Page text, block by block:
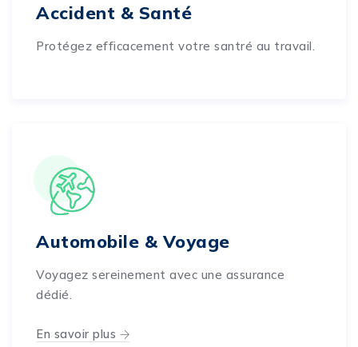
Accident & Santé
Protégez efficacement votre santré au travail.
Automobile & Voyage
Voyagez sereinement avec une assurance
dédié.
En savoir plus